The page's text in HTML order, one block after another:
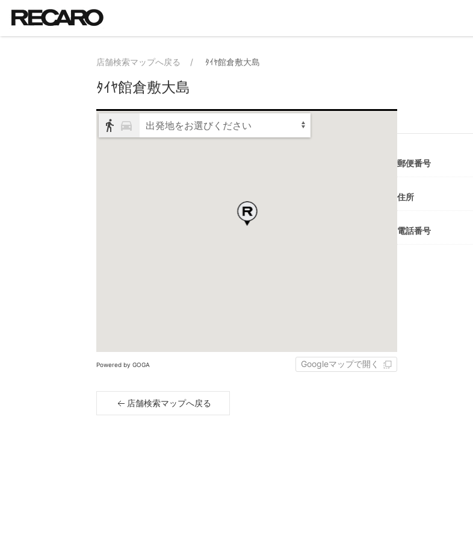
店舗検索マップへ戻る ﾀｲﾔ館倉敷大島
ﾀｲﾔ館倉敷大島
出発地をお選びください
Powered by GOGA Googleマップで開く
郵便番号
住所
電話番号
店舗検索マップへ戻る